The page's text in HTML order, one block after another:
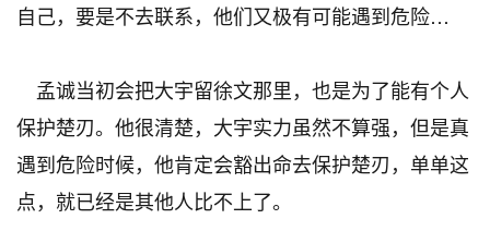
自己，要是不去联系，他们又极有可能遇到危险…
孟诚当初会把大宇留徐文那里，也是为了能有个人
保护楚刃。他很清楚，大宇实力虽然不算强，但是真
遇到危险时候，他肯定会豁出命去保护楚刃，单单这
点，就已经是其他人比不上了。